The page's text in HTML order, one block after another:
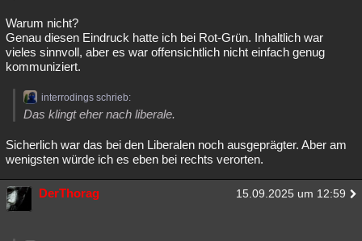
Lesenswert Schlüsselwörter
Warum nicht?
Genau diesen Eindruck hatte ich bei Rot-Grün. Inhaltlich war
vieles sinnvoll, aber es war offensichtlich nicht einfach genug
kommuniziert.
interrodings schrieb:
Das klingt eher nach liberale.
Sicherlich war das bei den Liberalen noch ausgeprägter. Aber am
wenigsten würde ich es eben bei rechts verorten.
DerThorag 15.09.2025 um 12:59